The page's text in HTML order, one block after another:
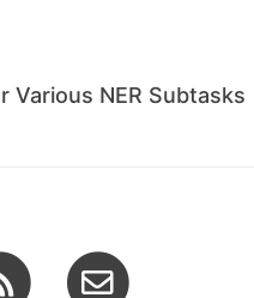
Various NER Subtasks